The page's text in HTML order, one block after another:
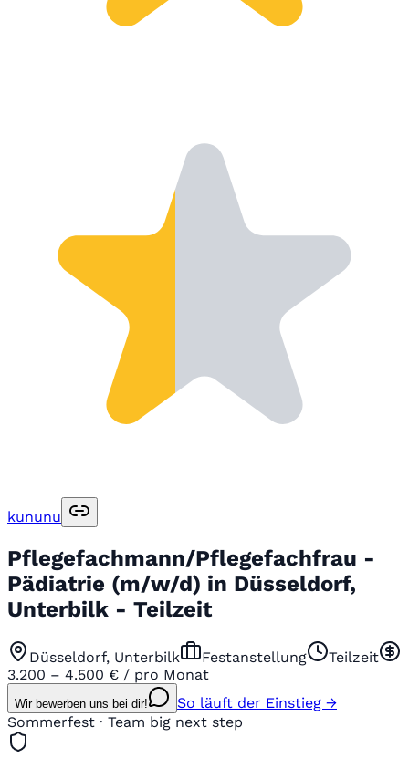
kununu
Pflegefachmann/Pflegefachfrau -
Pädiatrie (m/w/d) in Düsseldorf,
Unterbilk - Teilzeit
Düsseldorf, Unterbilk Festanstellung
Teilzeit
3.200 – 4.500 € / pro Monat
Wir bewerben uns bei dir!
So läuft der Einstieg →
Sommerfest · Team big next step